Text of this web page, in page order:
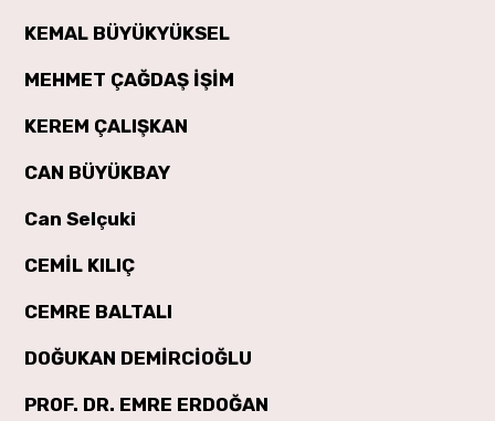
KEMAL BÜYÜKYÜKSEL
MEHMET ÇAĞDAŞ İŞİM
KEREM ÇALIŞKAN
CAN BÜYÜKBAY
Can Selçuki
CEMİL KILIÇ
CEMRE BALTALI
DOĞUKAN DEMİRCİOĞLU
PROF. DR. EMRE ERDOĞAN